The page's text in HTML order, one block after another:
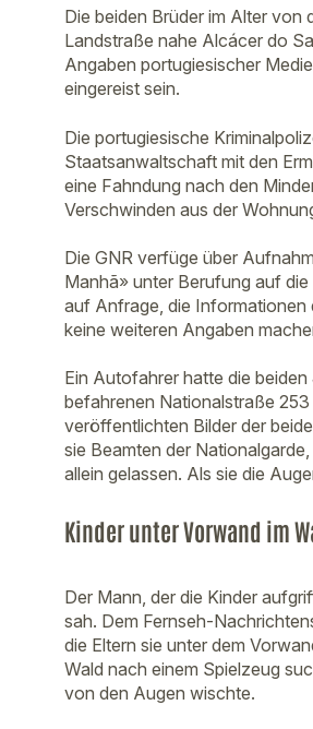
Die beiden Brüder im Alter von
Landstraße nahe Alcácer do
Angaben portugiesischer
eingereist sein.
Die portugiesische
Staatsanwaltschaft mit den
eine Fahndung nach den
Verschwinden aus der
Die GNR verfüge über
Manhã» unter Berufung auf
auf Anfrage, die Informationen
keine weiteren Angaben
Ein Autofahrer hatte die
befahrenen Nationalstraße
veröffentlichten Bilder der
sie Beamten der
allein gelassen. Als sie die
Kinder unter Vorwand im
Der Mann, der die Kinder
sah. Dem Fernseh-
die Eltern sie unter dem
Wald nach einem Spielzeug
von den Augen wischte.